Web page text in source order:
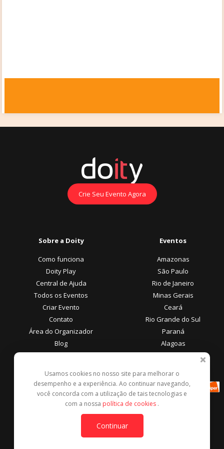
Crie Seu Evento Agora
Sobre a Doity
Como funciona
Doity Play
Central de Ajuda
Todos os Eventos
Criar Evento
Contato
Área do Organizador
Blog
Eventos
Amazonas
São Paulo
Rio de Janeiro
Minas Gerais
Ceará
Rio Grande do Sul
Paraná
Alagoas
Área do Participante
Central de Ajuda
Denunciar este evento
Formas de Pagamento
Usamos cookies no nosso site para melhorar o
desempenho e a experiência. Ao continuar navegando,
você concorda com a utilização de tais tecnologias e
com a nossa política de cookies .
Continuar